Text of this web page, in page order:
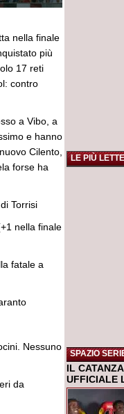
nella finale
più
17 reti
contro
a Vibo, a
e hanno
Cilento,
forse ha
Torrisi
nella finale
fatale a
Nessuno
da
LE PIÙ
SPAZIO
IL
UFFICIALE